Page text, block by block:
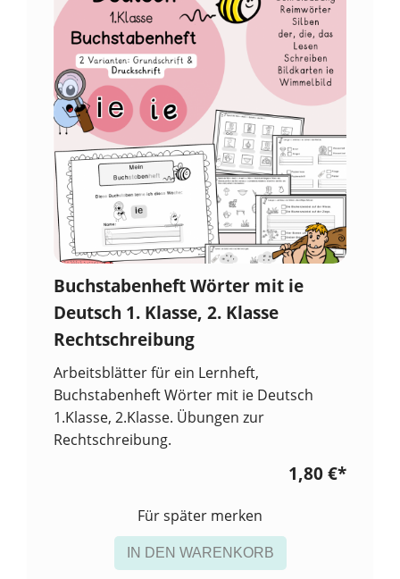
Buchstabenheft Wörter mit ie
Deutsch 1. Klasse, 2. Klasse
Rechtschreibung
Arbeitsblätter für ein Lernheft,
Buchstabenheft Wörter mit ie Deutsch
1.Klasse, 2.Klasse. Übungen zur
Rechtschreibung.
1,80 €*
Für später merken
IN DEN WARENKORB